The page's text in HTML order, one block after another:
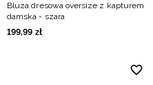
Bluza dresowa oversize z kapturem
damska - szara
199,99 zł